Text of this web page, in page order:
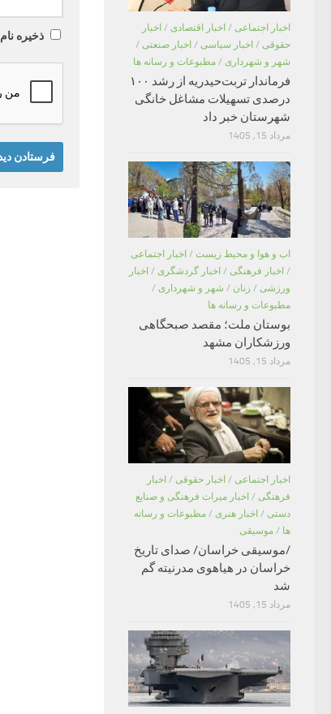
ذخیره
اخبار اجتماعی / اخبار اقتصادی / اخبار
حقوقی / اخبار سیاسی / اخبار صنعتی /
شهر و شهرداری / مطبوعات و رسانه ها
فرماندار تربت‌حیدریه از رشد ۱۰۰
درصدی تسهیلات مشاغل خانگی
شهرستان خبر داد
مرداد 15, 1405
اب و هوا و محیط زیست / اخبار اجتماعی
/ اخبار فرهنگی / اخبار گردشگری / اخبار
ورزشی / زنان / شهر و شهرداری /
مطبوعات و رسانه ها
بوستان ملت؛ مقصد صبحگاهی
ورزشکاران مشهد
مرداد 15, 1405
اخبار اجتماعی / اخبار حقوقی / اخبار
فرهنگی / اخبار میراث فرهنگی و صنایع
دستی / اخبار هنری / مطبوعات و رسانه
ها / موسیقی
/موسیقی خراسان/ صدای تاریخ
خراسان در هیاهوی مدرنیته گم
شد
مرداد 15, 1405